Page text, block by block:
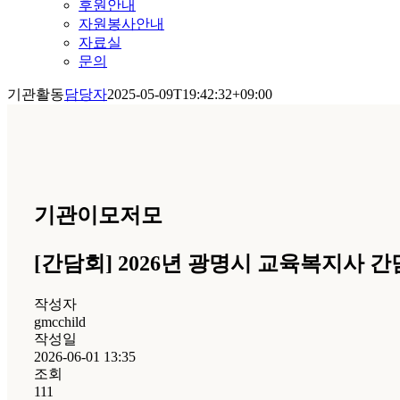
후원안내
자원봉사안내
자료실
문의
기관활동담당자2025-05-09T19:42:32+09:00
기관이모저모
[간담회] 2026년 광명시 교육복지사 간
작성자
gmcchild
작성일
2026-06-01 13:35
조회
111